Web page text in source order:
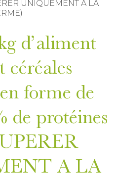
UNIQUEMENT A LA
d’aliment
céréales
forme de
de protéines
A LA